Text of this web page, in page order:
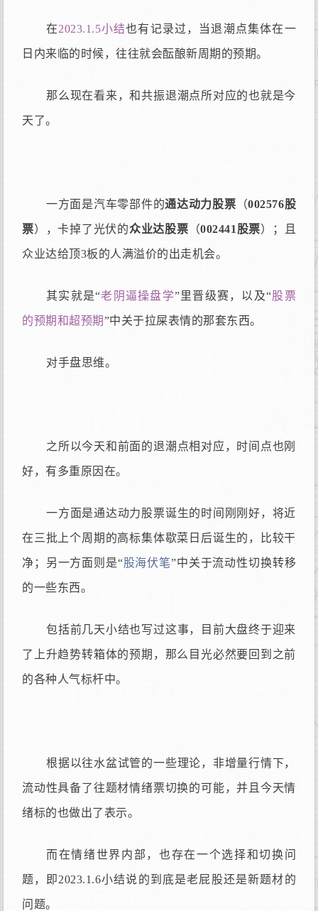
在2023.1.5小结也有记录过，当退潮点集体在一
日内来临的时候，往往就会酝酿新周期的预期。
那么现在看来，和共振退潮点所对应的也就是今
天了。
一方面是汽车零部件的通达动力股票 （002576股
票），卡掉了光伏的众业达股票 （002441股票）；且
众业达给顶3板的人满溢价的出走机会。
其实就是“老阴逼操盘学”里晋级赛，以及“股票
的预期和超预期”中关于拉屎表情的那套东西。
对手盘思维。
之所以今天和前面的退潮点相对应，时间点也刚
好，有多重原因在。
一方面是通达动力股票诞生的时间刚刚好，将近
在三批上个周期的高标集体歇菜日后诞生的，比较干
净；另一方面则是“股海伏笔”中关于流动性切换转移
的一些东西。
包括前几天小结也写过这事，目前大盘终于迎来
了上升趋势转箱体的预期，那么目光必然要回到之前
的各种人气标杆中。
根据以往水盆试管的一些理论，非增量行情下，
流动性具备了往题材情绪票切换的可能，并且今天情
绪标的也做出了表示。
而在情绪世界内部，也存在一个选择和切换问
题，即2023.1.6小结说的到底是老屁股还是新题材的
问题。